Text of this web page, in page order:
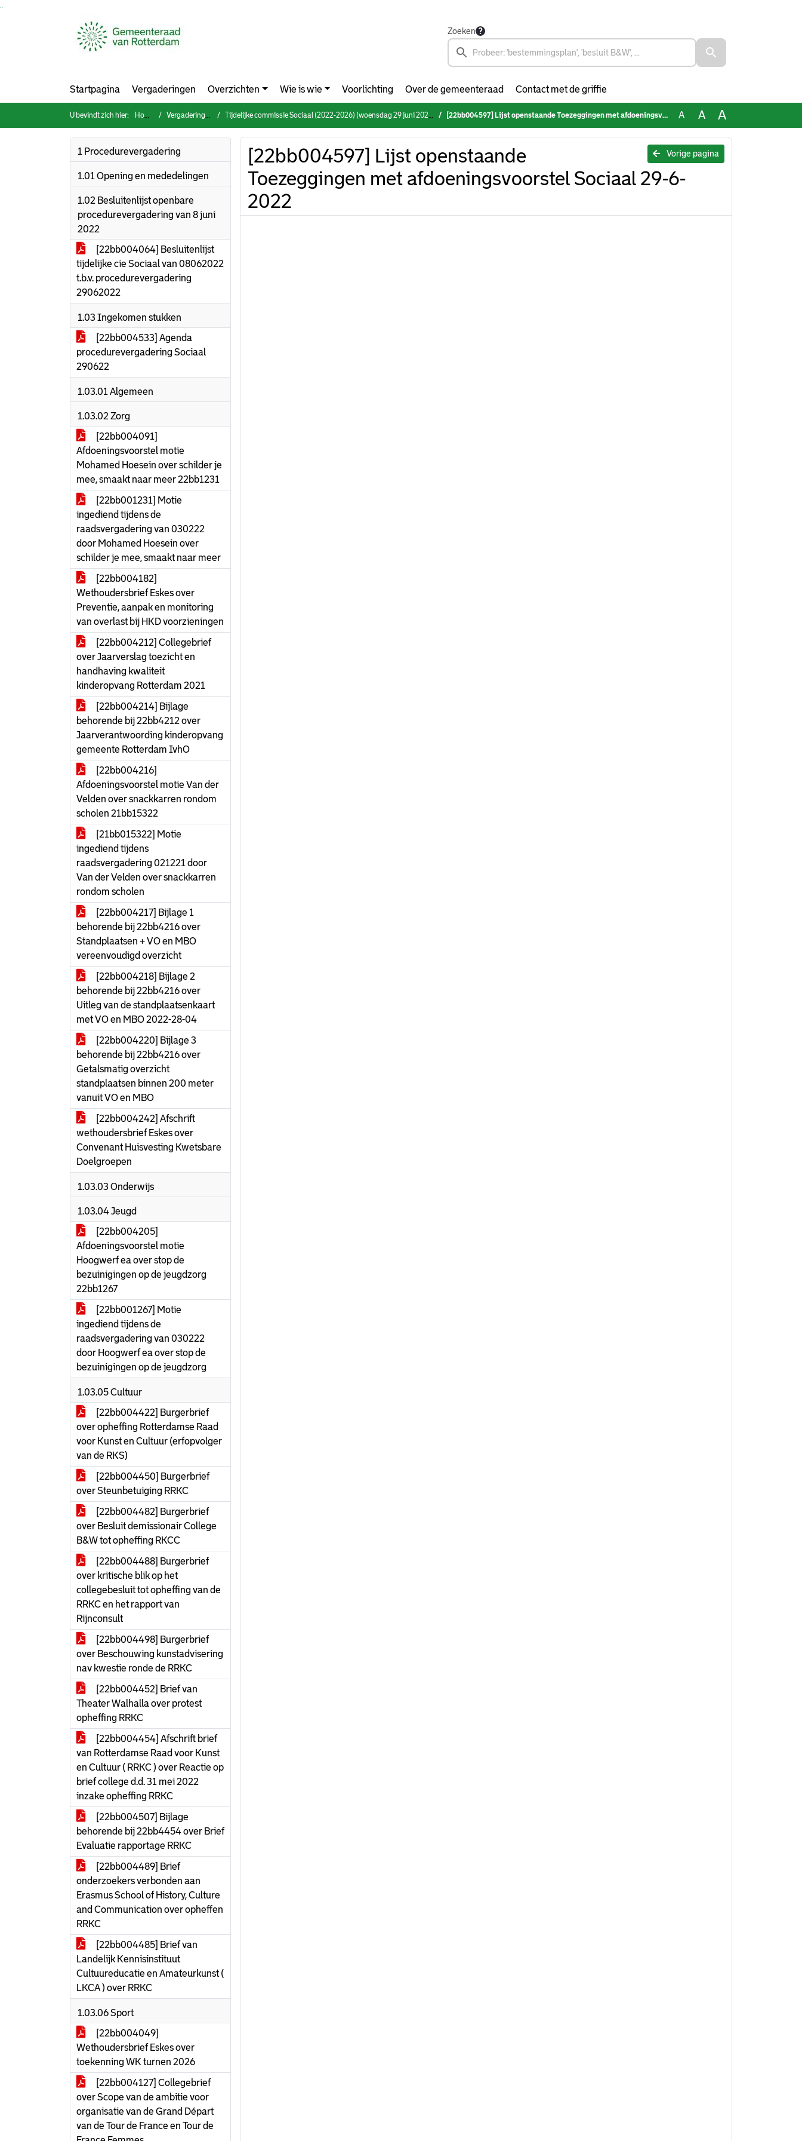
Zoeken
Startpagina Vergaderingen Overzichten Wie is wie Voorlichting Over de gemeenteraad Contact met de griffie
U bevindt zich hier: Home Vergaderingen Tijdelijke commissie Sociaal (2022-2026) (woensdag 29 juni 2022) [22bb004597] Lijst openstaande Toezeggingen met afdoeningsvoorstel Sociaal 29-6-2022 A A A
1 Procedurevergadering
1.01 Opening en mededelingen
1.02 Besluitenlijst openbare
procedurevergadering van 8 juni
2022
[22bb004064] Besluitenlijst
tijdelijke cie Sociaal van 08062022
t.b.v. procedurevergadering
29062022
1.03 Ingekomen stukken
[22bb004533] Agenda
procedurevergadering Sociaal
290622
1.03.01 Algemeen
1.03.02 Zorg
[22bb004091]
Afdoeningsvoorstel motie
Mohamed Hoesein over schilder je
mee, smaakt naar meer 22bb1231
[22bb001231] Motie
ingediend tijdens de
raadsvergadering van 030222
door Mohamed Hoesein over
schilder je mee, smaakt naar meer
[22bb004182]
Wethoudersbrief Eskes over
Preventie, aanpak en monitoring
van overlast bij HKD voorzieningen
[22bb004212] Collegebrief
over Jaarverslag toezicht en
handhaving kwaliteit
kinderopvang Rotterdam 2021
[22bb004214] Bijlage
behorende bij 22bb4212 over
Jaarverantwoording kinderopvang
gemeente Rotterdam IvhO
[22bb004216]
Afdoeningsvoorstel motie Van der
Velden over snackkarren rondom
scholen 21bb15322
[21bb015322] Motie
ingediend tijdens
raadsvergadering 021221 door
Van der Velden over snackkarren
rondom scholen
[22bb004217] Bijlage 1
behorende bij 22bb4216 over
Standplaatsen + VO en MBO
vereenvoudigd overzicht
[22bb004218] Bijlage 2
behorende bij 22bb4216 over
Uitleg van de standplaatsenkaart
met VO en MBO 2022-28-04
[22bb004220] Bijlage 3
behorende bij 22bb4216 over
Getalsmatig overzicht
standplaatsen binnen 200 meter
vanuit VO en MBO
[22bb004242] Afschrift
wethoudersbrief Eskes over
Convenant Huisvesting Kwetsbare
Doelgroepen
1.03.03 Onderwijs
1.03.04 Jeugd
[22bb004205]
Afdoeningsvoorstel motie
Hoogwerf ea over stop de
bezuinigingen op de jeugdzorg
22bb1267
[22bb001267] Motie
ingediend tijdens de
raadsvergadering van 030222
door Hoogwerf ea over stop de
bezuinigingen op de jeugdzorg
1.03.05 Cultuur
[22bb004422] Burgerbrief
over opheffing Rotterdamse Raad
voor Kunst en Cultuur (erfopvolger
van de RKS)
[22bb004450] Burgerbrief
over Steunbetuiging RRKC
[22bb004482] Burgerbrief
over Besluit demissionair College
B&W tot opheffing RKCC
[22bb004488] Burgerbrief
over kritische blik op het
collegebesluit tot opheffing van de
RRKC en het rapport van
Rijnconsult
[22bb004498] Burgerbrief
over Beschouwing kunstadvisering
nav kwestie ronde de RRKC
[22bb004452] Brief van
Theater Walhalla over protest
opheffing RRKC
[22bb004454] Afschrift brief
van Rotterdamse Raad voor Kunst
en Cultuur ( RRKC ) over Reactie op
brief college d.d. 31 mei 2022
inzake opheffing RRKC
[22bb004507] Bijlage
behorende bij 22bb4454 over Brief
Evaluatie rapportage RRKC
[22bb004489] Brief
onderzoekers verbonden aan
Erasmus School of History, Culture
and Communication over opheffen
RRKC
[22bb004485] Brief van
Landelijk Kennisinstituut
Cultuureducatie en Amateurkunst (
LKCA ) over RRKC
1.03.06 Sport
[22bb004049]
Wethoudersbrief Eskes over
toekenning WK turnen 2026
[22bb004127] Collegebrief
over Scope van de ambitie voor
organisatie van de Grand Départ
van de Tour de France en Tour de
Vorige pagina
[22bb004597] Lijst openstaande
Toezeggingen met afdoeningsvoorstel Sociaal 29-6-
2022